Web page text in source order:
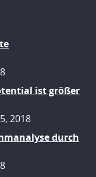
ist größer
, 2018
durch